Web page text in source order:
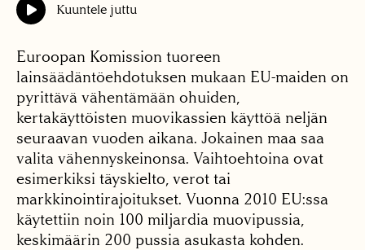
Kuuntele juttu
Euroopan Komission tuoreen
lainsäädäntöehdotuksen mukaan EU-maiden on
pyrittävä vähentämään ohuiden,
kertakäyttöisten muovikassien käyttöä neljän
seuraavan vuoden aikana. Jokainen maa saa
valita vähennyskeinonsa. Vaihtoehtoina ovat
esimerkiksi täyskielto, verot tai
markkinointirajoitukset. Vuonna 2010 EU:ssa
käytettiin noin 100 miljardia muovipussia,
keskimäärin 200 pussia asukasta kohden.